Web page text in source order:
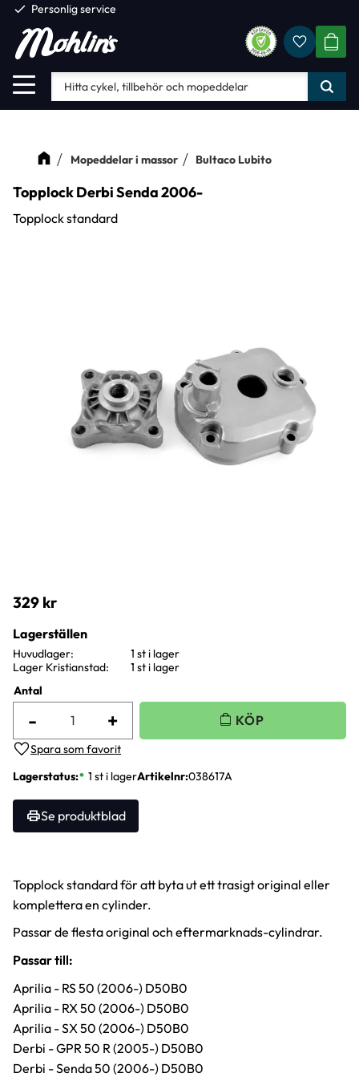
Meny
check Personlig service
Mopeddelar i massor Bultaco Lubito
Topplock Derbi Senda 2006-
Topplock standard
329 kr
Antal
+
-
Lägg till i favoriter
Lagerstatus 1 st i lagerArtikelnr 038617A
Se produktblad
Lagerställen
Huvudlager
1 st i lager
Lager Kristianstad
1 st i lager
Topplock standard för att byta ut ett trasigt original eller
komplettera en cylinder.
Passar de flesta original och eftermarknads-cylindrar.
Passar till:
Aprilia - RS 50 (2006-) D50B0
Aprilia - RX 50 (2006-) D50B0
Aprilia - SX 50 (2006-) D50B0
Derbi - GPR 50 R (2005-) D50B0
Derbi - Senda 50 (2006-) D50B0